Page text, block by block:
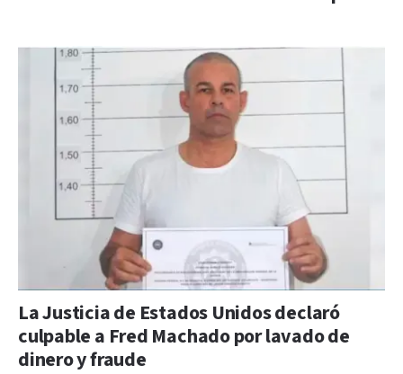
La Justicia de Estados Unidos declaró
culpable a Fred Machado por lavado de
dinero y fraude